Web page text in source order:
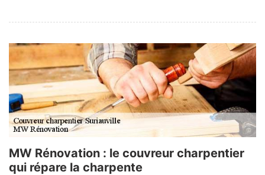
MW Rénovation : le couvreur charpentier
qui répare la charpente